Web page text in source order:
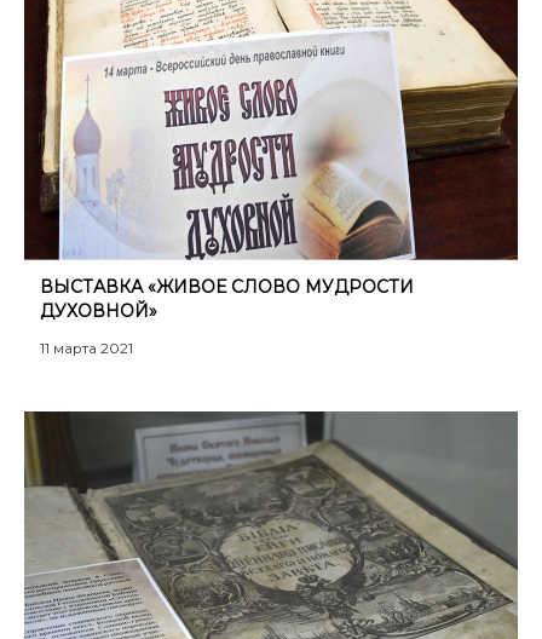
ВЫСТАВКА «ЖИВОЕ СЛОВО МУДРОСТИ
ДУХОВНОЙ»
11 марта 2021